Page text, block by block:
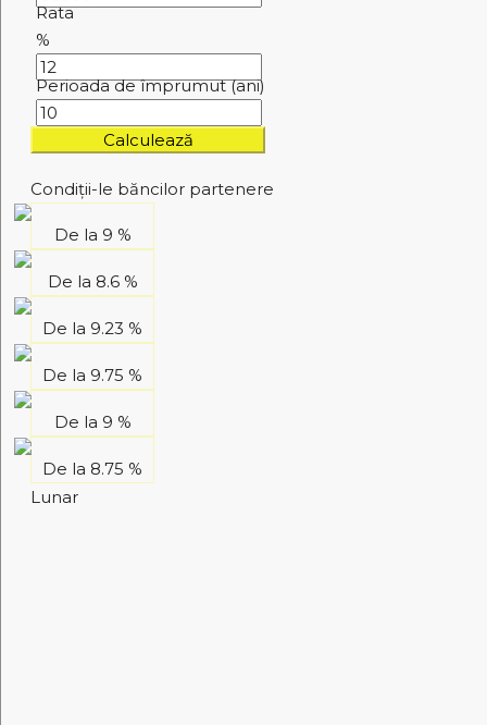
Rata
%
Perioada de împrumut (ani)
Calculează
Condiții-le băncilor partenere
De la 9 %
De la 8.6 %
De la 9.23 %
De la 9.75 %
De la 9 %
De la 8.75 %
Lunar